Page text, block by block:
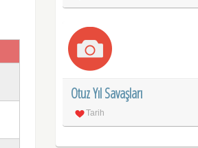
Otuz Yıl Savaşları
Tarih